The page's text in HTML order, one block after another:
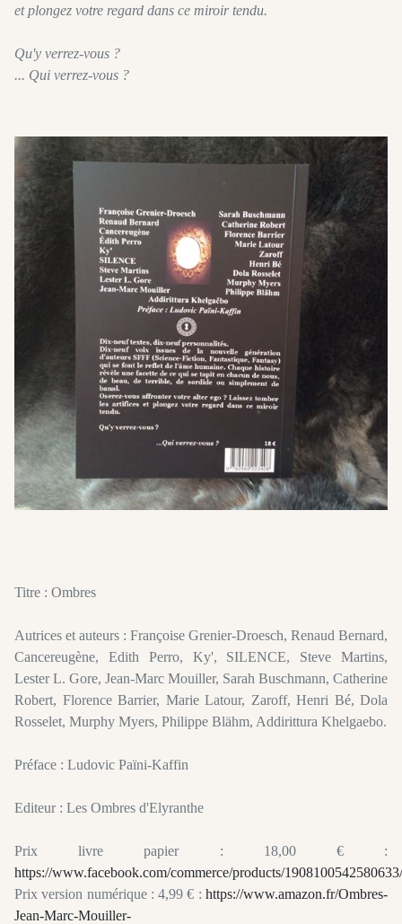
et plongez votre regard dans ce miroir tendu.
Qu'y verrez-vous ?
... Qui verrez-vous ?
Titre : Ombres
Autrices et auteurs : Françoise Grenier-Droesch, Renaud Bernard,
Cancereugène, Edith Perro, Ky', SILENCE, Steve Martins,
Lester L. Gore, Jean-Marc Mouiller, Sarah Buschmann, Catherine
Robert, Florence Barrier, Marie Latour, Zaroff, Henri Bé, Dola
Rosselet, Murphy Myers, Philippe Blähm, Addirittura Khelgaebo.
Préface : Ludovic Païni-Kaffin
Editeur : Les Ombres d'Elyranthe
Prix livre papier : 18,00 € :
https://www.facebook.com/commerce/products/1908100542580633/
Prix version numérique : 4,99 € : https://www.amazon.fr/Ombres-
Jean-Marc-Mouiller-